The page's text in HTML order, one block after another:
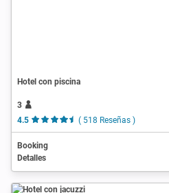
Hotel con piscina
3
4.5
( 518 Reseñas )
Booking
Detalles